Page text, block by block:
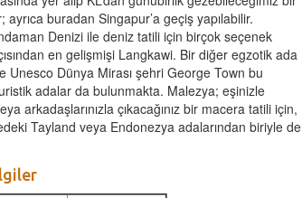
buradan Singapur’a geçiş yapılabilir.
Denizi ile deniz tatili için birçok seçenek
en gelişmişi Langkawi. Bir diğer egzotik ada
Unesco Dünya Mirası şehri George Town bu
adalar da bulunmakta. Malezya; eşinizle
arkadaşlarınızla çıkacağınız bir macera tatili için,
Tayland veya Endonezya adalarından biriyle de